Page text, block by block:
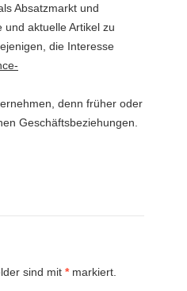
Absatzmarkt und
und aktuelle Artikel zu
die Interesse
denn früher oder
Geschäftsbeziehungen.
sind mit *markiert.